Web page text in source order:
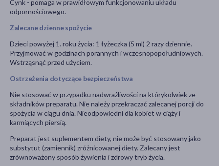
Cynk - pomaga w prawidłowym funkcjonowaniu układu
odpornościowego.
Zalecane dzienne spożycie
Dzieci powyżej 1. roku życia: 1 łyżeczka (5 ml) 2 razy dziennie.
Przyjmować w godzinach porannych i wczesnopopołudniowych.
Wstrząsnąć przed użyciem.
Ostrzeżenia dotyczące bezpieczeństwa
Nie stosować w przypadku nadwrażliwości na którykolwiek ze
składników preparatu. Nie należy przekraczać zalecanej porcji do
spożycia w ciągu dnia. Nieodpowiedni dla kobiet w ciąży i
karmiących piersią.
Preparat jest suplementem diety, nie może być stosowany jako
substytut (zamiennik) zróżnicowanej diety. Zalecany jest
zrównoważony sposób żywienia i zdrowy tryb życia.